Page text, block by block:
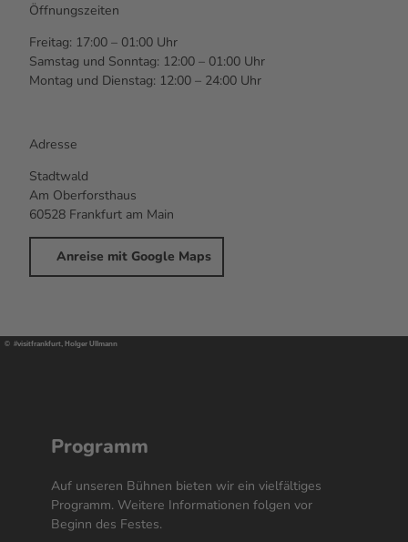
Öffnungszeiten
Freitag: 17:00 – 01:00 Uhr
Samstag und Sonntag: 12:00 – 01:00 Uhr
Montag und Dienstag: 12:00 – 24:00 Uhr
Adresse
Stadtwald
Am Oberforsthaus
60528 Frankfurt am Main
Anreise mit Google Maps
© #visitfrankfurt, Holger Ullmann
Programm
Auf unseren Bühnen bieten wir ein vielfältiges
Programm. Weitere Informationen folgen vor
Beginn des Festes.